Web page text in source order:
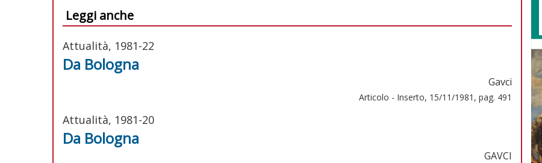
Leggi anche
Attualità, 1981-22
Da Bologna
Gavci
Articolo - Inserto, 15/11/1981, pag. 491
Attualità, 1981-20
Da Bologna
GAVCI